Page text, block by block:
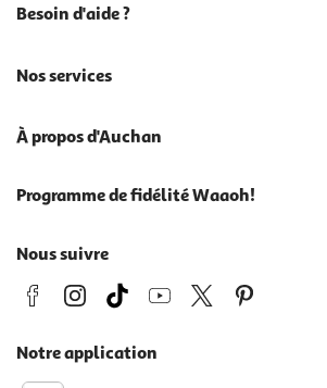
Besoin d'aide ?
Nos services
À propos d'Auchan
Programme de fidélité Waaoh!
Nous suivre
Notre application